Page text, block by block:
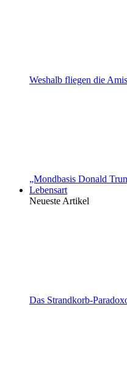
Weshalb fliegen die
„Mondbasis Donald
Lebensart
Neueste Artikel
Das Strandkorb-